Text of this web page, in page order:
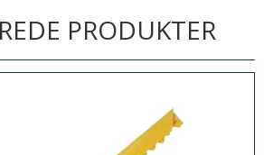
PRODUKTER